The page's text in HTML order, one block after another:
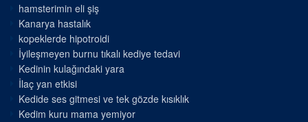
hamsterimin eli şiş
Kanarya hastalık
kopeklerde hipotroidi
İyileşmeyen burnu tıkalı kediye tedavi
Kedinin kulağındaki yara
İlaç yan etkisi
Kedide ses gitmesi ve tek gözde kısıklık
Kedim kuru mama yemiyor